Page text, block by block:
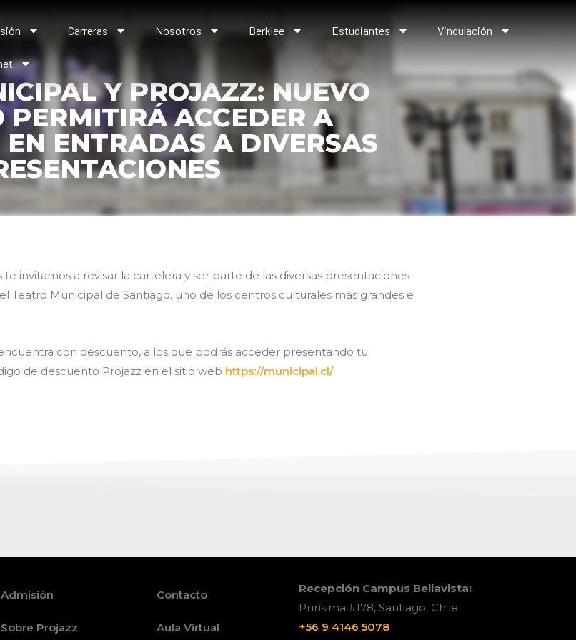
Carreras Nosotros Berklee Estudiantes Vinculación
Y PROJAZZ: NUEVO
PERMITIRÁ ACCEDER A
EN ENTRADAS A DIVERSAS
invitamos a revisar la cartelera y ser parte de las diversas presentaciones
Teatro Municipal de Santiago, uno de los centros culturales más grandes e
con descuento, a los que podrás acceder presentando tu
de descuento Projazz en el sitio web https://municipal.cl/
Admisión
Sobre Projazz
Contacto
Aula Virtual
Recepción Campus Bellavista:
Purísima #178, Santiago, Chile
+56 9 4146 5078